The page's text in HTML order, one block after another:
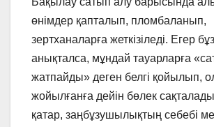
өнімдер қапталып, пломбаланып,
зертханаларға жеткізіледі. Егер
анықталса, мұндай тауарларға
жатпайды» деген белгі қойылып,
жойылғанға дейін бөлек
қатар, заңбұзушылықтың себебі